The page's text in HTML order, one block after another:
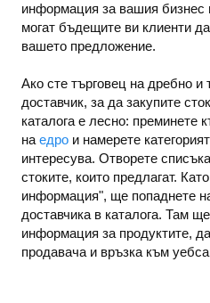
информация за вашия бизнес
могат бъдещите ви клиенти
вашето предложение.
Ако сте търговец на дребно и
доставчик, за да закупите
каталога е лесно: преминете
на едро и намерете
интересува. Отворете
стоките, които предлагат.
информация", ще попаднете
доставчика в каталога. Там
информация за продуктите,
продавача и връзка към